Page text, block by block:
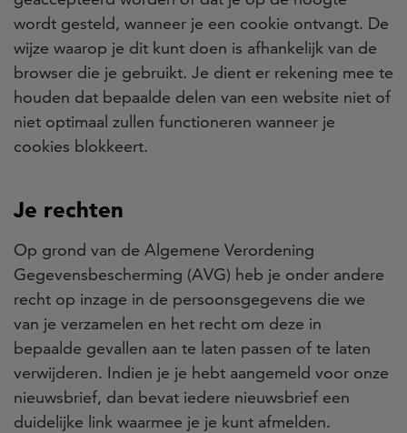
wordt gesteld, wanneer je een cookie ontvangt. De
wijze waarop je dit kunt doen is afhankelijk van de
browser die je gebruikt. Je dient er rekening mee te
houden dat bepaalde delen van een website niet of
niet optimaal zullen functioneren wanneer je
cookies blokkeert.
Je rechten
Op grond van de Algemene Verordening
Gegevensbescherming (AVG) heb je onder andere
recht op inzage in de persoonsgegevens die we
van je verzamelen en het recht om deze in
bepaalde gevallen aan te laten passen of te laten
verwijderen. Indien je je hebt aangemeld voor onze
nieuwsbrief, dan bevat iedere nieuwsbrief een
duidelijke link waarmee je je kunt afmelden.